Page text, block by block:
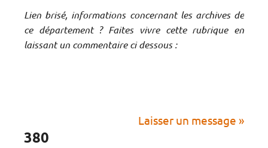
Lien brisé, informations concernant les archives de
ce département ? Faites vivre cette rubrique en
laissant un commentaire ci dessous :
Laisser un message »
380